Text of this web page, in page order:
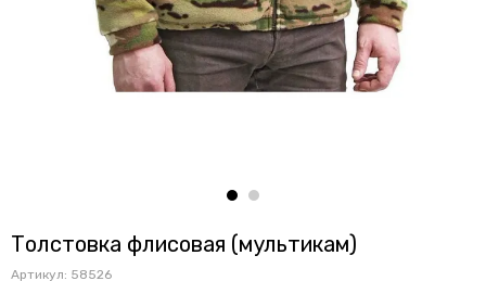
Толстовка флисовая (мультикам)
Артикул: 58526